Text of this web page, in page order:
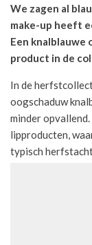
We zagen al
make-up heeft
Een knalblauwe
product in de
In de
oogschaduw
minder
lipproducten,
typisch